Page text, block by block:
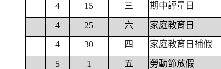
4
15 三
期中評量日
4
25 六
家庭教育日
4
30 四
家庭教育日補假
5
1 五
勞動節放假